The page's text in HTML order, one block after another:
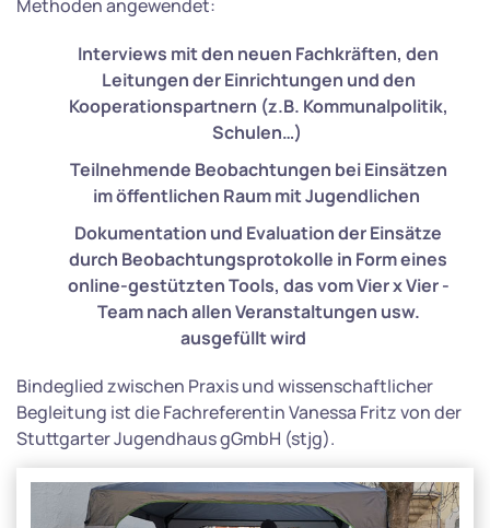
Methoden angewendet:
Interviews mit den neuen Fachkräften, den
Leitungen der Einrichtungen und den
Kooperationspartnern (z.B. Kommunalpolitik,
Schulen…)
Teilnehmende Beobachtungen bei Einsätzen
im öffentlichen Raum mit Jugendlichen
Dokumentation und Evaluation der Einsätze
durch Beobachtungsprotokolle in Form eines
online-gestützten Tools, das vom Vier x Vier -
Team nach allen Veranstaltungen usw.
ausgefüllt wird
Bindeglied zwischen Praxis und wissenschaftlicher
Begleitung ist die Fachreferentin Vanessa Fritz von der
Stuttgarter Jugendhaus gGmbH (stjg).